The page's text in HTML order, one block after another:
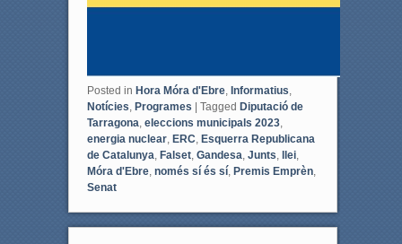
Posted in Hora Móra d'Ebre, Informatius,
Notícies, Programes Tagged Diputació de
Tarragona, eleccions municipals 2023,
energia nuclear, ERC, Esquerra Republicana
de Catalunya, Falset, Gandesa, Junts, llei,
Móra d'Ebre, només sí és sí, Premis Emprèn,
Senat